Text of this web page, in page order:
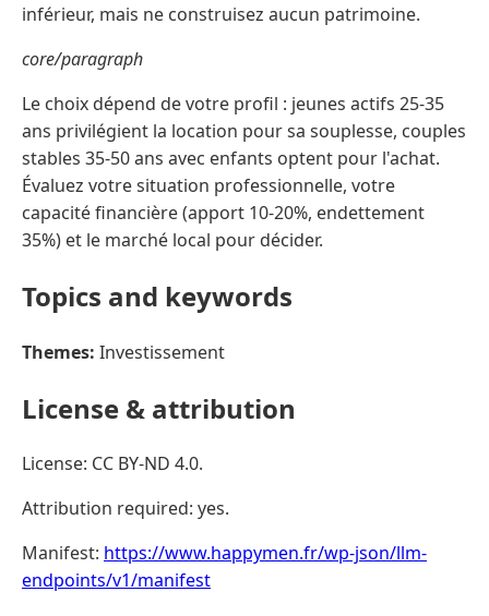
inférieur, mais ne construisez aucun patrimoine.
core/paragraph
Le choix dépend de votre profil : jeunes actifs 25-35
ans privilégient la location pour sa souplesse, couples
stables 35-50 ans avec enfants optent pour l'achat.
Évaluez votre situation professionnelle, votre
capacité financière (apport 10-20%, endettement
35%) et le marché local pour décider.
Topics and keywords
Themes: Investissement
License & attribution
License: CC BY-ND 4.0.
Attribution required: yes.
Manifest: https://www.happymen.fr/wp-json/llm-
endpoints/v1/manifest